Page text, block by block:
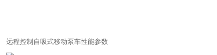
远程控制自吸式移动泵车性能参数